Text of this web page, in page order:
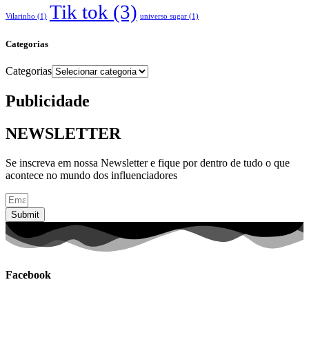
Vilarinho (1) Tik tok (3) universo sugar (1)
Categorias
Categorias
Publicidade
NEWSLETTER
Se inscreva em nossa Newsletter e fique por dentro de tudo o que
acontece no mundo dos influenciadores
Submit
Facebook